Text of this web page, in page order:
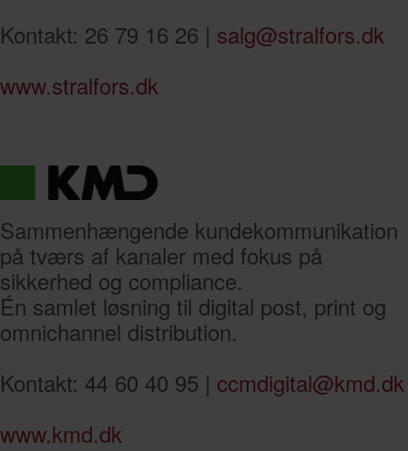
Kontakt: 26 79 16 26 | salg@stralfors.dk
www.stralfors.dk
Sammenhængende kundekommunikation
på tværs af kanaler med fokus på
sikkerhed og compliance.
Én samlet løsning til digital post, print og
omnichannel distribution.
Kontakt: 44 60 40 95 | ccmdigital@kmd.dk
www.kmd.dk